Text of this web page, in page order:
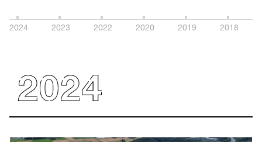
2024 2023 2022 2020 2019 2018